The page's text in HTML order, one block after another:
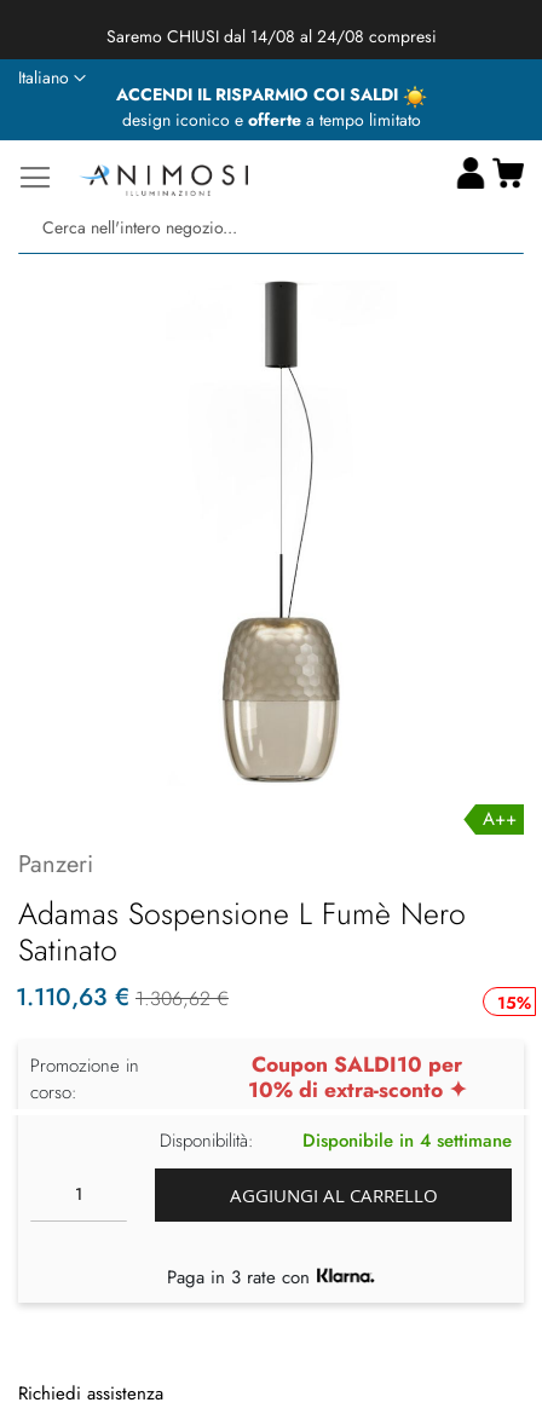
★ Animosi Illuminazione vi augura delle BUONE VACANZE ★
ACCENDI IL RISPARMIO COI SALDI
design iconico e offertea tempo limitato
Lingua
Italiano
A++
Panzeri
Adamas Sospensione L Fumè Nero
Satinato
15%
1.110,63 € 1.306,62 €
Promozione in
corso:
Coupon SALDI10 per
10% di extra-sconto ✦
Disponibilità: Disponibile in 4 settimane
AGGIUNGI AL CARRELLO
Paga in 3 rate con
Richiedi assistenza